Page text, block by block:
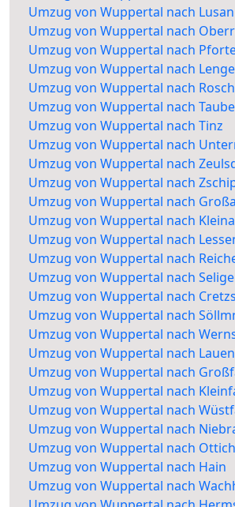
Umzug von Wuppertal nach Lusan
Umzug von Wuppertal nach
Umzug von Wuppertal nach
Umzug von Wuppertal nach
Umzug von Wuppertal nach
Umzug von Wuppertal nach
Umzug von Wuppertal nach Tinz
Umzug von Wuppertal nach
Umzug von Wuppertal nach
Umzug von Wuppertal nach
Umzug von Wuppertal nach
Umzug von Wuppertal nach
Umzug von Wuppertal nach
Umzug von Wuppertal nach
Umzug von Wuppertal nach
Umzug von Wuppertal nach
Umzug von Wuppertal nach
Umzug von Wuppertal nach
Umzug von Wuppertal nach
Umzug von Wuppertal nach
Umzug von Wuppertal nach
Umzug von Wuppertal nach
Umzug von Wuppertal nach
Umzug von Wuppertal nach
Umzug von Wuppertal nach Hain
Umzug von Wuppertal nach